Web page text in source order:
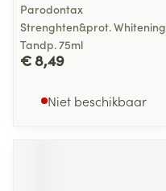
Parodontax
Strenghten&prot. Whitening
Tandp. 75ml
€ 8,49
Niet beschikbaar